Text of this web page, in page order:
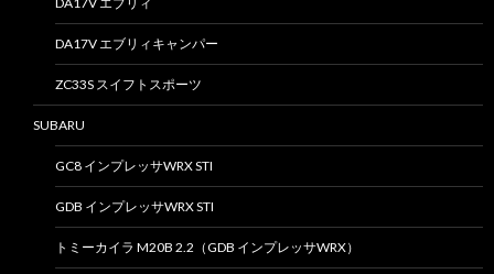
DA17V エブリィキャンパー
ZC33S スイフトスポーツ
SUBARU
GC8 インプレッサWRX STI
GDB インプレッサWRX STI
トミーカイラ M20B 2.2（GDB インプレッサWRX）